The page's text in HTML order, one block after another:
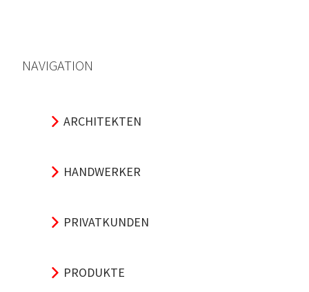
NAVIGATION
ARCHITEKTEN
HANDWERKER
PRIVATKUNDEN
PRODUKTE